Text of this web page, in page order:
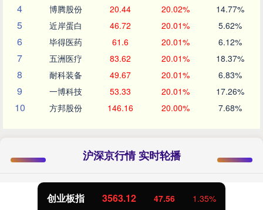
4 博腾股份 20.44 20.02% 14.77%
5 近岸蛋白 46.72 20.01% 5.62%
6 毕得医药 61.6 20.01% 6.12%
7 五洲医疗 83.62 20.01% 18.37%
8 耐科装备 49.67 20.01% 6.83%
9 一博科技 53.33 20.01% 17.26%
10 方邦股份 146.16 20.00% 7.68%
沪深京行情 实时轮播
创业板指 3563.12 47.56 1.35%